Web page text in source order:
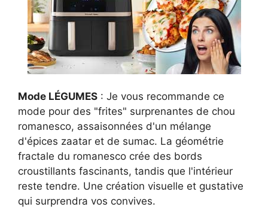
Mode LÉGUMES : Je vous recommande ce
mode pour des "frites" surprenantes de chou
romanesco, assaisonnées d'un mélange
d'épices zaatar et de sumac. La géométrie
fractale du romanesco crée des bords
croustillants fascinants, tandis que l'intérieur
reste tendre. Une création visuelle et gustative
qui surprendra vos convives.